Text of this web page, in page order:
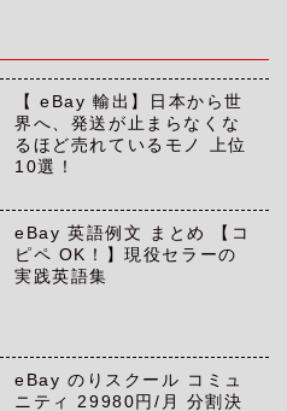
【 eBay 輸出】日本から世
界へ、発送が止まらなくな
るほど売れているモノ 上位
10選！
eBay 英語例文 まとめ 【コ
ピペ OK！】現役セラーの
実践英語集
eBay のりスクール コミュ
ニティ 29980円/月 分割決